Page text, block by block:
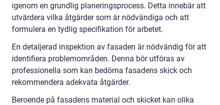
igenom en grundlig planeringsprocess. Detta innebär att
utvärdera vilka åtgärder som är nödvändiga och att
formulera en tydlig specifikation för arbetet.
En detaljerad inspektion av fasaden är nödvändig för att
identifiera problemområden. Denna bör utföras av
professionella som kan bedöma fasadens skick och
rekommendera adekvata åtgärder.
Beroende på fasadens material och skicket kan olika